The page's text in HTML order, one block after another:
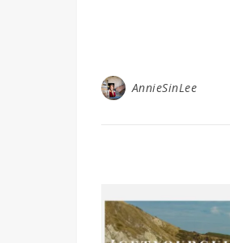
AnnieSinLee